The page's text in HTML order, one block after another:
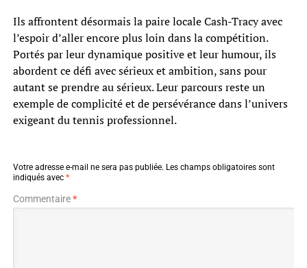
Ils affrontent désormais la paire locale Cash-Tracy avec
l’espoir d’aller encore plus loin dans la compétition.
Portés par leur dynamique positive et leur humour, ils
abordent ce défi avec sérieux et ambition, sans pour
autant se prendre au sérieux. Leur parcours reste un
exemple de complicité et de persévérance dans l’univers
exigeant du tennis professionnel.
Votre adresse e-mail ne sera pas publiée. Les champs obligatoires sont
indiqués avec *
Commentaire*